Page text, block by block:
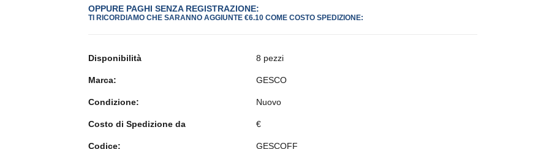
OPPURE PAGHI SENZA REGISTRAZIONE:
TI RICORDIAMO CHE SARANNO AGGIUNTE €6.10 COME COSTO SPEDIZIONE:
Disponibilità 8 pezzi
Marca: GESCO
Condizione: Nuovo
Costo di Spedizione da €
Codice: GESCOFF